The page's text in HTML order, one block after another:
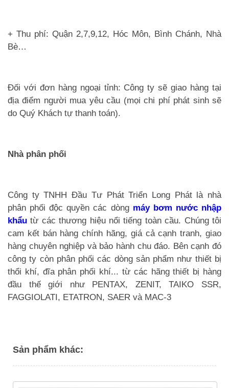
+ Thu phí: Quận 2,7,9,12, Hóc Môn, Bình Chánh, Nhà
Bè…
Đối với đơn hàng ngoại tỉnh: Công ty sẽ giao hàng tại
địa điểm người mua yêu cầu (mọi chi phí phát sinh sẽ
do Quý Khách tự thanh toán).
Nhà phân phối
Công ty TNHH Đầu Tư Phát Triển Long Phát là nhà
phân phối độc quyền các dòng máy bơm nước nhập
khẩu từ các thương hiệu nổi tiếng toàn cầu. Chúng tôi
cam kết bán hàng chính hãng, giá cả cạnh tranh, giao
hàng chuyên nghiệp và bảo hành chu đáo. Bên cạnh đó
công ty còn phân phối các dòng sản phẩm như thiết bị
thổi khí, đĩa phân phối khí... từ các hãng thiết bị hàng
đầu thế giới như PENTAX, ZENIT, TAIKO SSR,
FAGGIOLATI, ETATRON, SAER và MAC-3
Sản phẩm khác: